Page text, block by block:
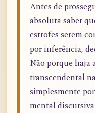
Antes de
absoluta saber
estrofes serem
por inferência,
Não porque haja
transcendental
simplesmente
mental discursiva